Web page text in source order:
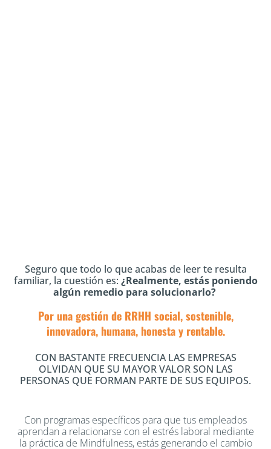
Seguro que todo lo que acabas de leer te resulta
familiar, la cuestión es: ¿Realmente, estás poniendo
algún remedio para solucionarlo?
Por una gestión de RRHH social, sostenible,
innovadora, humana, honesta y rentable.
CON BASTANTE FRECUENCIA LAS EMPRESAS
OLVIDAN QUE SU MAYOR VALOR SON LAS
PERSONAS QUE FORMAN PARTE DE SUS EQUIPOS.
Con programas específicos para que tus empleados
aprendan a relacionarse con el estrés laboral mediante
la práctica de Mindfulness, estás generando el cambio